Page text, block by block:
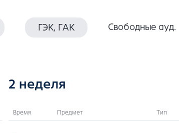
ГЭК, ГАК Свободные ауд.
2 неделя
Время Предмет Тип